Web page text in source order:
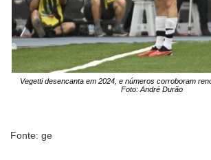
Vegetti desencanta em 2024, e números corroboram
Foto: André Durão
Fonte: ge